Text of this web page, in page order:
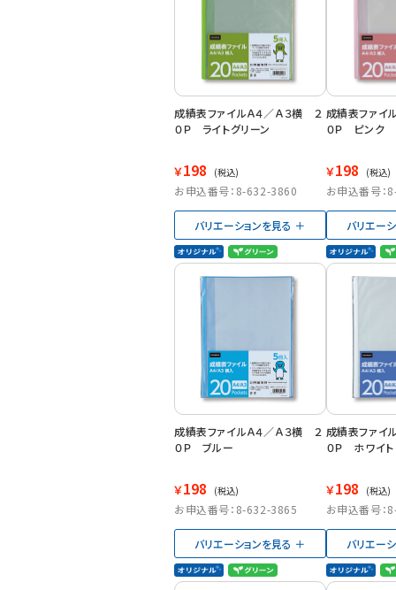
成績表ファイルＡ４／Ａ３横 ２
０Ｐ ライトグリーン
￥198 (税込)
お申込番号：8-632-3860
バリエーションを見る
成績表ファイ
０Ｐ ピンク
￥198 (税込)
お申込番号
バリエー
成績表ファイルＡ４／Ａ３横 ２
０Ｐ ブルー
￥198 (税込)
お申込番号：8-632-3865
バリエーションを見る
成績表ファイ
０Ｐ ホワイト
￥198 (税込)
お申込番号
バリエー